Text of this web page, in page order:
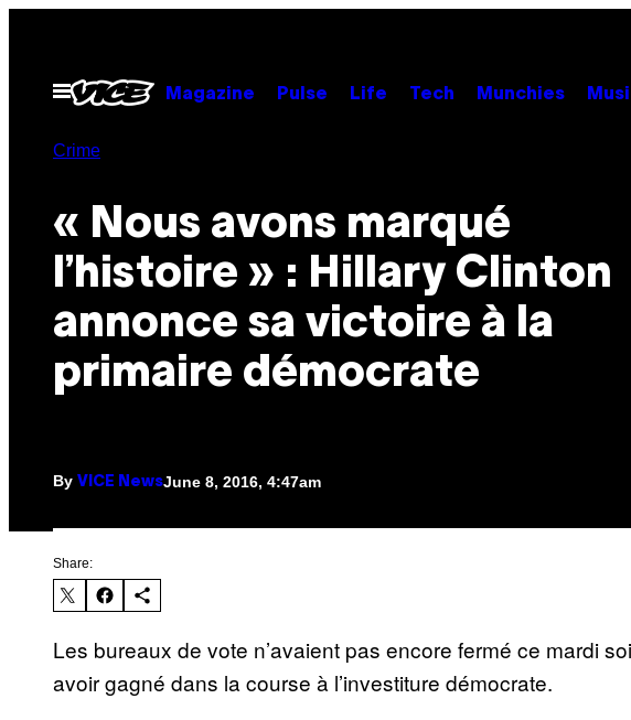
contentOpen
Menu
Magazine Pulse Life Tech Munchies
Crime
« Nous avons marqué
l’histoire » : Hillary Clinton
annonce sa victoire à la
primaire démocrate
By VICE NewsJune 8, 2016, 4:47am
Share:
Les bureaux de vote n’avaient pas encore fermé ce mardi
avoir gagné dans la course à l’investiture démocrate.